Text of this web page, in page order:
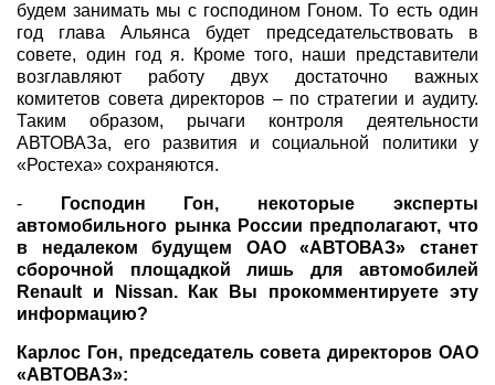
будем занимать мы с господином Гоном. То есть один
год глава Альянса будет председательствовать в
совете, один год я. Кроме того, наши представители
возглавляют работу двух достаточно важных
комитетов совета директоров – по стратегии и аудиту.
Таким образом, рычаги контроля деятельности
АВТОВАЗа, его развития и социальной политики у
«Ростеха» сохраняются.
-
Господин Гон, некоторые эксперты
автомобильного рынка России предполагают, что
в недалеком будущем ОАО «АВТОВАЗ» станет
сборочной площадкой лишь для автомобилей
Renault и Nissan. Как Вы прокомментируете эту
информацию?
Карлос Гон, председатель совета директоров ОАО
«АВТОВАЗ»: